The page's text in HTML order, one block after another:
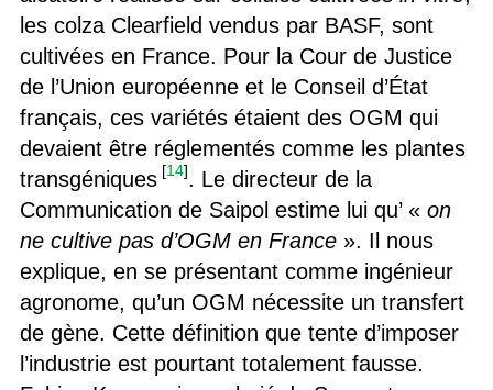
les colza Clearfield vendus par BASF, sont
cultivées en France. Pour la Cour de Justice
de l’Union européenne et le Conseil d’État
français, ces variétés étaient des OGM qui
devaient être réglementés comme les plantes
transgéniques [14]. Le directeur de la
Communication de Saipol estime lui qu’ « on
ne cultive pas d’OGM en France». Il nous
explique, en se présentant comme ingénieur
agronome, qu’un OGM nécessite un transfert
de gène. Cette définition que tente d’imposer
l’industrie est pourtant totalement fausse.